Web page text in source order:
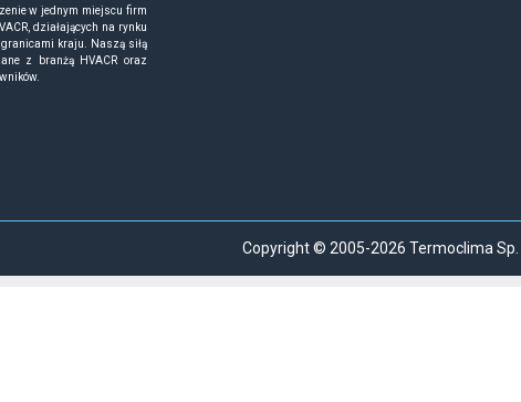
w jednym miejscu firm
działających na rynku
kraju. Naszą siłą
z branżą HVACR oraz
Copyright © 2005-2026 Termoclima